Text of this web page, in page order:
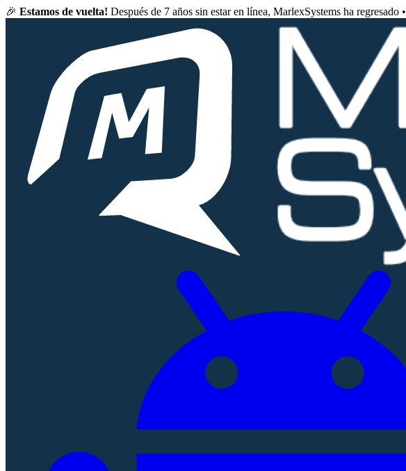
🎉 Estamos de vuelta! Después de 7 años sin estar en línea, MarlexSystems ha regresado •